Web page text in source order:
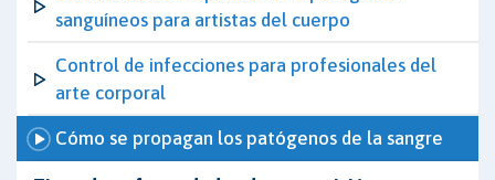
sanguíneos para artistas del cuerpo
Control de infecciones para profesionales del
arte corporal
Cómo se propagan los patógenos de la sangre